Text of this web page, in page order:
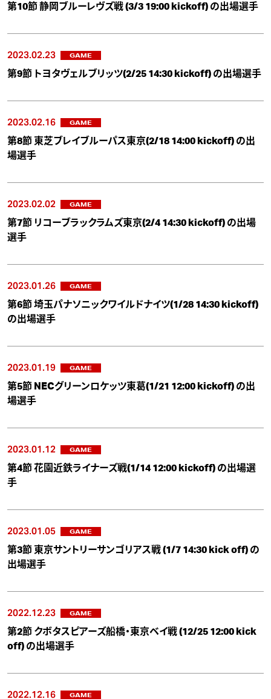
第10節 静岡ブルーレヴズ戦 (3/3 19:00 kickoff) の出場選手
2023.02.23 GAME
第9節 トヨタヴェルブリッツ(2/25 14:30 kickoff) の出場選手
2023.02.16 GAME
第8節 東芝ブレイブルーパス東京(2/18 14:00 kickoff) の出
場選手
2023.02.02 GAME
第7節 リコーブラックラムズ東京(2/4 14:30 kickoff) の出場
選手
2023.01.26 GAME
第6節 埼玉パナソニックワイルドナイツ(1/28 14:30 kickoff)
の出場選手
2023.01.19 GAME
第5節 NECグリーンロケッツ東葛(1/21 12:00 kickoff) の出
場選手
2023.01.12 GAME
第4節 花園近鉄ライナーズ戦(1/14 12:00 kickoff) の出場選
手
2023.01.05 GAME
第3節 東京サントリーサンゴリアス戦 (1/7 14:30 kick off) の
出場選手
2022.12.23 GAME
第2節 クボタスピアーズ船橋・東京ベイ戦 (12/25 12:00 kick
off) の出場選手
2022.12.16 GAME